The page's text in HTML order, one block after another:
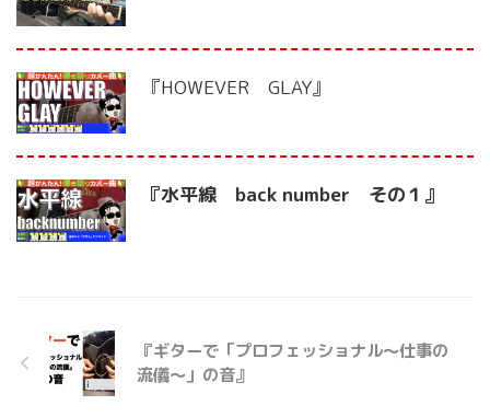
『HOWEVER GLAY』
『水平線 back number その１』
『ギターで「プロフェッショナル〜仕事の
流儀〜」の音』